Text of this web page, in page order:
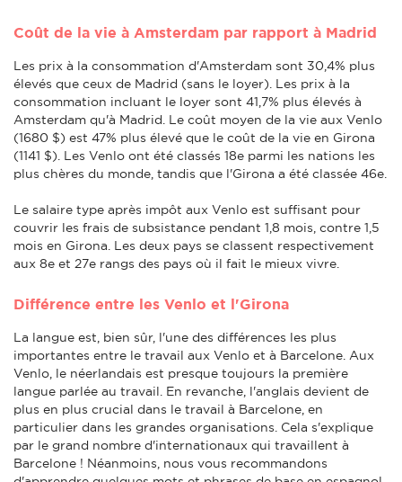
Coût de la vie à Amsterdam par rapport à Madrid
Les prix à la consommation d'Amsterdam sont 30,4% plus
élevés que ceux de Madrid (sans le loyer). Les prix à la
consommation incluant le loyer sont 41,7% plus élevés à
Amsterdam qu'à Madrid. Le coût moyen de la vie aux Venlo
(1680 $) est 47% plus élevé que le coût de la vie en Girona
(1141 $). Les Venlo ont été classés 18e parmi les nations les
plus chères du monde, tandis que l'Girona a été classée 46e.
Le salaire type après impôt aux Venlo est suffisant pour
couvrir les frais de subsistance pendant 1,8 mois, contre 1,5
mois en Girona. Les deux pays se classent respectivement
aux 8e et 27e rangs des pays où il fait le mieux vivre.
Différence entre les Venlo et l'Girona
La langue est, bien sûr, l'une des différences les plus
importantes entre le travail aux Venlo et à Barcelone. Aux
Venlo, le néerlandais est presque toujours la première
langue parlée au travail. En revanche, l'anglais devient de
plus en plus crucial dans le travail à Barcelone, en
particulier dans les grandes organisations. Cela s'explique
par le grand nombre d'internationaux qui travaillent à
Barcelone ! Néanmoins, nous vous recommandons